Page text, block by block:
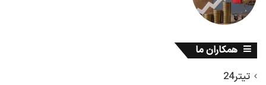
همکاران ما
تیتر24